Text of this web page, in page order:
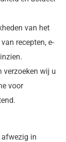
van het
recepten, e-
verzoeken wij u
voor
in